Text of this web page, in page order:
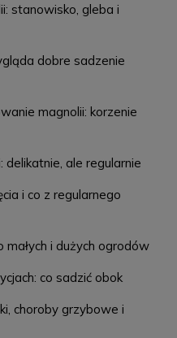
stanowisko, gleba i
dobre sadzenie
magnolii: korzenie
delikatnie, ale regularnie
i co z regularnego
małych i dużych ogrodów
co sadzić obok
choroby grzybowe i